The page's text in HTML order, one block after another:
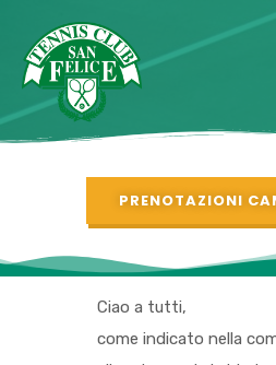
PRENOTAZIONI
Ciao a tutti,
come indicato nella